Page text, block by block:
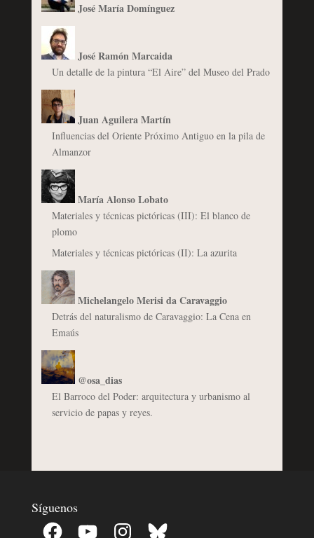
José María Domínguez
José Ramón Marcaida
Un detalle de la pintura “El Aire” del Museo del Prado
Juan Aguilera Martín
Influencias del Oriente Próximo Antiguo en la pila de
Almanzor
María Alonso Lobato
Materiales y técnicas pictóricas (III): El blanco de
plomo
Materiales y técnicas pictóricas (II): La azurita
Michelangelo Merisi da Caravaggio
Detrás del naturalismo de Caravaggio: La Cena en
Emaús
@osa_dias
El Barroco del Poder: arquitectura y urbanismo al
servicio de papas y reyes.
Síguenos
Facebook YouTube InstagramBluesky